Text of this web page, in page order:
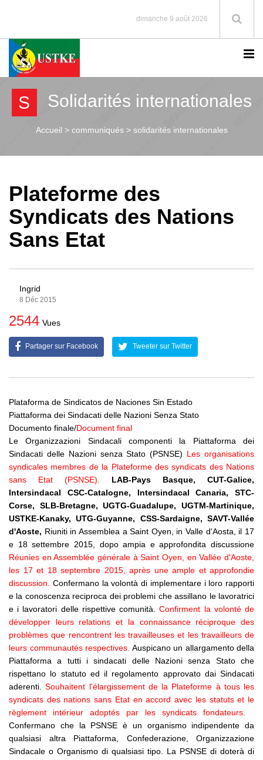
dimanche 9 août 2026
S Solidarités internationales
Accueil >communiqués > solidarités internationales
Plateforme des
Syndicats des Nations
Sans Etat
Ingrid
8 Déc 2015
2544 Vues
Partager sur Facebook Tweeter sur Twitter
Plataforma de Sindicatos de Naciones Sin Estado
Piattaforma dei Sindacati delle Nazioni Senza Stato
Documento finale/Document final
Le Organizzazioni Sindacali componenti la Piattaforma dei
Sindacati delle Nazioni senza Stato (PSNSE) Les organisations
syndicales membres de la Plateforme des syndicats des Nations
sans Etat (PSNSE).
LAB-Pays Basque, CUT-Galice,
Intersindacal CSC-Catalogne, Intersindacal Canaria, STC-
Corse, SLB-Bretagne, UGTG-Guadalupe, UGTM-Martinique,
USTKE-Kanaky, UTG-Guyanne, CSS-Sardaigne, SAVT-Vallée
d'Aoste, Riuniti in Assemblea a Saint Oyen, in Valle d'Aosta, il 17
e 18 settembre 2015, dopo ampia e approfondita discussione
Réunies en Assemblée générale à Saint Oyen, en Vallée d'Aoste,
les 17 et 18 septembre 2015, après une ample et approfondie
discussion.
Confermano la volontà di implementare i loro rapporti
e la conoscenza reciproca dei problemi che assillano le lavoratrici
e i lavoratori delle rispettive comunità.Confirment la volonté de
développer leurs relations et la connaissance réciproque des
problèmes que rencontrent les travailleuses et les travailleurs de
leurs communautés respectives. Auspicano un allargamento della
Piattaforma a tutti i sindacati delle Nazioni senza Stato che
rispettano lo statuto ed il regolamento approvato dai Sindacati
aderenti.Souhaitent l'élargissement de la Plateforme à tous les
syndicats des nations sans Etat en accord avec les statuts et le
règlement intérieur adoptés par les syndicats fondateurs.
Confermano che la PSNSE è un organismo indipendente da
qualsiasi altra Piattaforma, Confederazione, Organizzazione
Sindacale o Organismo di qualsiasi tipo. La PSNSE di doterà di